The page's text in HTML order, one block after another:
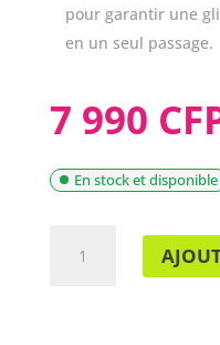
pour garantir une
en un seul passage.
7 990
En stock et disponible